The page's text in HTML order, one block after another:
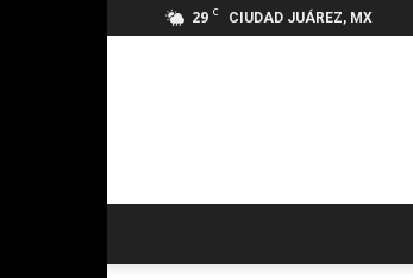
29 C CIUDAD JUÁREZ, MX